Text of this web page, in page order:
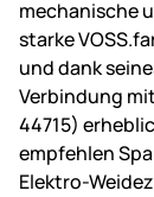
mechanische
starke
und dank
Verbindung
44715)
empfehlen
Elektro-